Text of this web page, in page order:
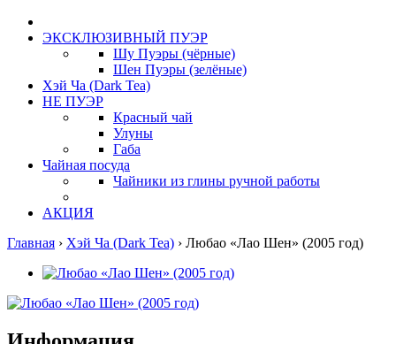
ЭКСКЛЮЗИВНЫЙ ПУЭР
Шу Пуэры (чёрные)
Шен Пуэры (зелёные)
Хэй Ча (Dark Tea)
НЕ ПУЭР
Красный чай
Улуны
Габа
Чайная посуда
Чайники из глины ручной работы
АКЦИЯ
Главная › Хэй Ча (Dark Tea) › Любао «Лао Шен» (2005 год)